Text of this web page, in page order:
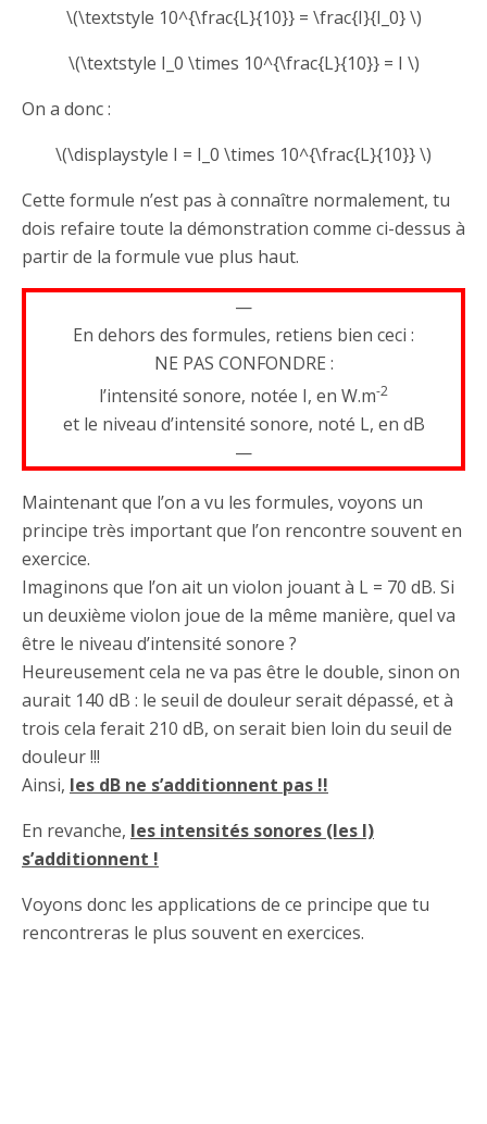
\(\textstyle 10^{\frac{L}{10}} = \frac{I}{I_0} \)
\(\textstyle I_0 \times 10^{\frac{L}{10}} = I \)
On a donc :
\(\displaystyle I = I_0 \times 10^{\frac{L}{10}} \)
Cette formule n’est pas à connaître normalement, tu
dois refaire toute la démonstration comme ci-dessus à
partir de la formule vue plus haut.
—
En dehors des formules, retiens bien ceci :
NE PAS CONFONDRE :
l’intensité sonore, notée I, en W.m-2
et le niveau d’intensité sonore, noté L, en dB
—
Maintenant que l’on a vu les formules, voyons un
principe très important que l’on rencontre souvent en
exercice.
Imaginons que l’on ait un violon jouant à L = 70 dB. Si
un deuxième violon joue de la même manière, quel va
être le niveau d’intensité sonore ?
Heureusement cela ne va pas être le double, sinon on
aurait 140 dB : le seuil de douleur serait dépassé, et à
trois cela ferait 210 dB, on serait bien loin du seuil de
douleur !!!
Ainsi, les dB ne s’additionnent pas !!
En revanche, les intensités sonores (les I)
s’additionnent !
Voyons donc les applications de ce principe que tu
rencontreras le plus souvent en exercices.